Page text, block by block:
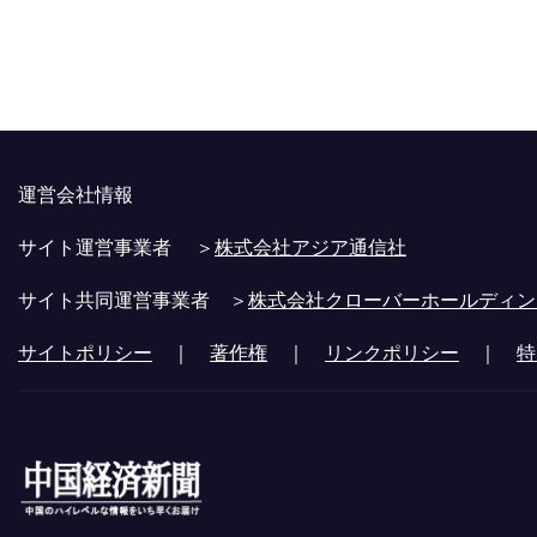
運営会社情報
サイト運営事業者 ＞株式会社アジア通信社
サイト共同運営事業者 ＞株式会社クローバーホールディ
サイトポリシー ｜ 著作権 ｜ リンクポリシー ｜